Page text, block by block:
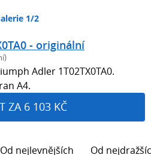
1/2
- originální
Adler 1T02TX0TA0.
A4.
ZA 6 103 KČ
Od nejlevnějších Od